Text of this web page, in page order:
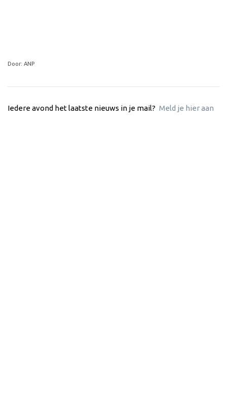
Door: ANP
Iedere avond het laatste nieuws in je mail? Meld je hier aan